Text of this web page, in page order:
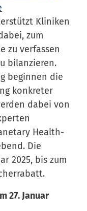
Kliniken
zum
zu verfassen
bilanzieren.
beginnen die
konkreter
dabei von
Health-
Die
2025, bis zum
27. Januar